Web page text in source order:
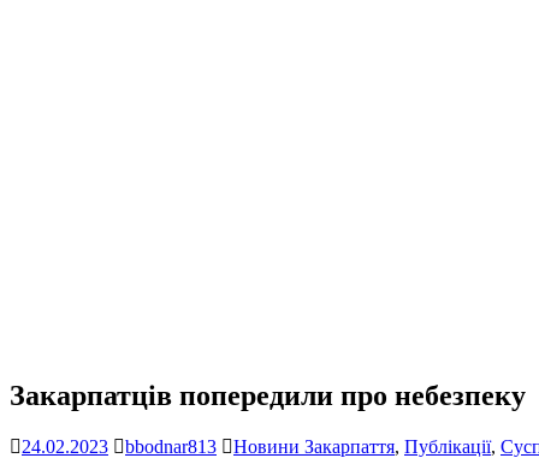
Закарпатців попередили про небезпеку
24.02.2023 bbodnar813 Новини Закарпаття, Публікації,